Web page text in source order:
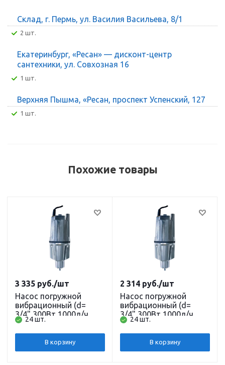
Склад, г. Пермь, ул. Василия Васильева, 8/1
2 шт.
Екатеринбург, «Ресан» — дисконт-центр
сантехники, ул. Совхозная 16
1 шт.
Верхняя Пышма, «Ресан, проспект Успенский, 127
1 шт.
Похожие товары
Насос погружной
вибрационный (d=
3/4",300Вт,1000л/ч,
3м) кабель 40м.,
нижний забор BV-0.12
BELAMOS
24 шт.
3 335 руб./шт
В корзину
Насос погружной
вибрационный (d=
3/4",300Вт,1000л/ч,
3м) кабель 10м.,
нижний забор BV-0.12
BELAMOS
24 шт.
2 314 руб./шт
В корзину